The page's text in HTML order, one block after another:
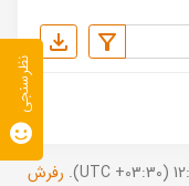
رفرش
نظرسنجی